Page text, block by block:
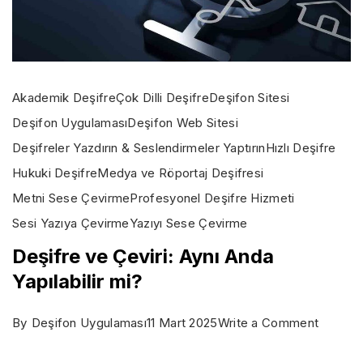
Akademik DeşifreÇok Dilli DeşifreDeşifon Sitesi
Deşifon UygulamasıDeşifon Web Sitesi
Deşifreler Yazdırın & Seslendirmeler YaptırınHızlı Deşifre
Hukuki DeşifreMedya ve Röportaj Deşifresi
Metni Sese ÇevirmeProfesyonel Deşifre Hizmeti
Sesi Yazıya ÇevirmeYazıyı Sese Çevirme
Deşifre ve Çeviri: Aynı Anda
Yapılabilir mi?
By Deşifon Uygulaması11 Mart 2025Write a Commenton